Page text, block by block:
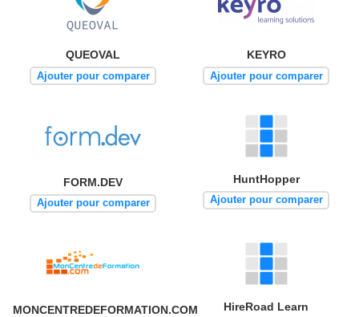
QUEOVAL
Ajouter pour comparer
KEYRO
Ajouter pour comparer
FORM.DEV
Ajouter pour comparer
HuntHopper
Ajouter pour comparer
MONCENTREDEFORMATION.COM HireRoad Learn